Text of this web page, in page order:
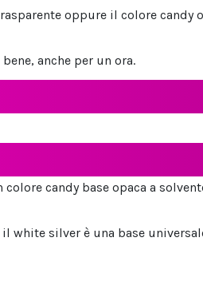
oppure il colore candy
anche per un ora.
candy base opaca a
white silver è una base